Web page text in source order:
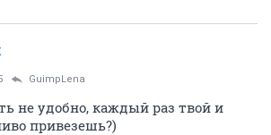
GuimpLena
не удобно, каждый раз твой и
привезешь?)